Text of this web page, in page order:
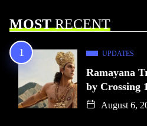
MOSTRECENT
UPDATES
Ramayana
by Crossing 1
August 6,